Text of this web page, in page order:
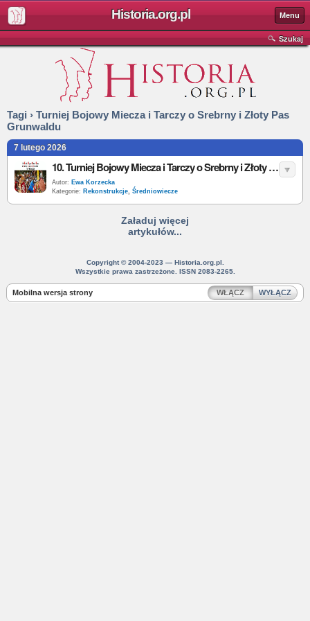
Historia.org.pl Menu
Szukaj
Tagi › Turniej Bojowy Miecza i Tarczy o Srebrny i Złoty Pas
Grunwaldu
7 lutego 2026
10. Turniej Bojowy Miecza i Tarczy o Srebrny i Złoty Pas Grunwaldu - data, program, bilety
Autor: Ewa Korzecka
Kategorie: Rekonstrukcje, Średniowiecze
Załaduj więcej
artykułów...
Copyright © 2004-2023 — Historia.org.pl.
Wszystkie prawa zastrzeżone. ISSN 2083-2265.
Mobilna wersja strony WŁĄCZ WYŁĄCZ